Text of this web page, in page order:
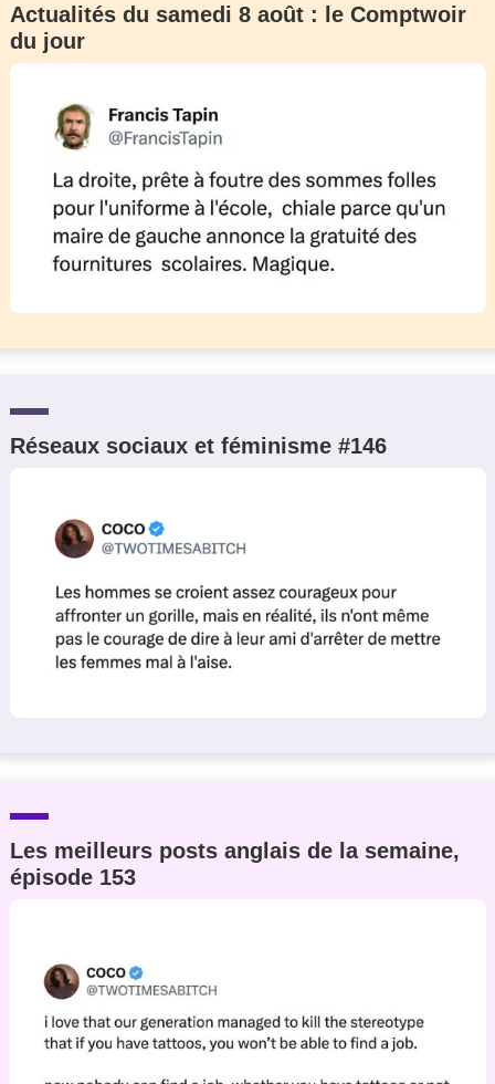
Actualités du samedi 8 août : le Comptwoir
du jour
Réseaux sociaux et féminisme #146
Les meilleurs posts anglais de la semaine,
épisode 153